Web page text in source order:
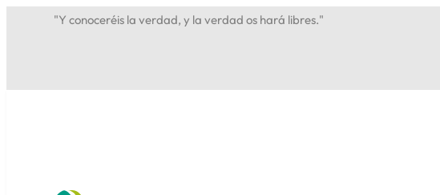
"Y conoceréis la verdad, y la verdad os hará libres."